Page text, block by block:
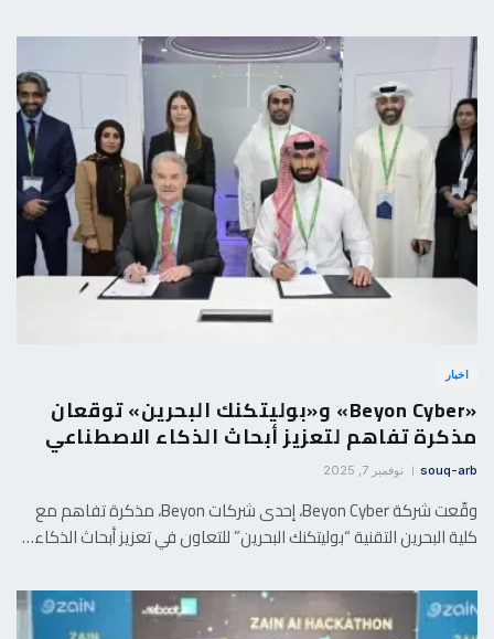
اخبار
«Beyon Cyber» و«بوليتكنك البحرين» توقعان
مذكرة تفاهم لتعزيز أبحاث الذكاء الاصطناعي
souq-arb نوفمبر 7, 2025
وقّعت شركة Beyon Cyber، إحدى شركات Beyon، مذكرة تفاهم مع
كلية البحرين التقنية “بوليتكنك البحرين” للتعاون في تعزيز أبحاث الذكاء…